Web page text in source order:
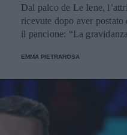
Dal palco de Le Iene,
ricevute dopo aver
il pancione: “La
EMMA PIETRAROSA